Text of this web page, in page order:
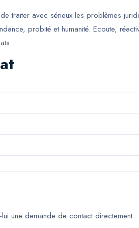
traiter avec sérieux les problèmes
probité et humanité. Ecoute,
une demande de contact directement.